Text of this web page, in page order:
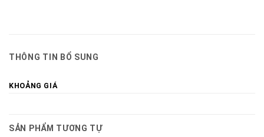
THÔNG TIN BỔ SUNG
KHOẢNG GIÁ
SẢN PHẨM TƯƠNG TỰ